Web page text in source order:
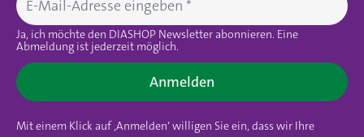
Ja, ich möchte den DIASHOP Newsletter abonnieren. Eine
Abmeldung ist jederzeit möglich.
Anmelden
Mit einem Klick auf ‚Anmelden‘ willigen Sie ein, dass wir Ihre